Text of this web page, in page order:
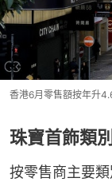
香港6月零售額按年升
珠寶首飾類
按零售商主要